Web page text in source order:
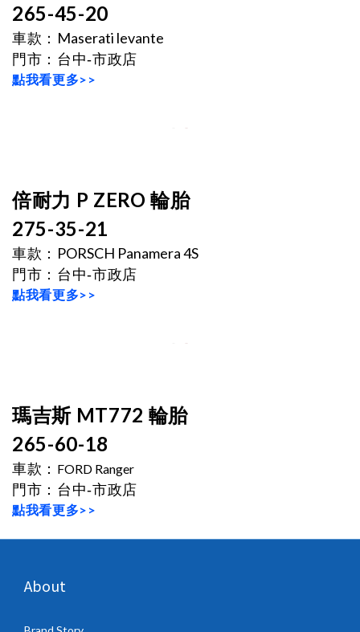
265-45-20
車款： Maserati levante
門市 ： 台中-市政店
點我看更多>>
倍耐力 P ZERO 輪胎
275-35-21
車款： PORSCH Panamera 4S
門市 ： 台中-市政店
點我看更多>>
瑪吉斯 MT772 輪胎
265-60-18
車款： FORD Ranger
門市 ： 台中-市政店
點我看更多>>
About